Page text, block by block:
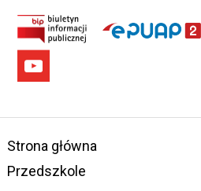
Strona główna
Przedszkole